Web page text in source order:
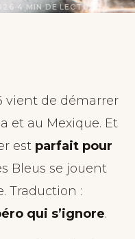
·4 MIN DE LECTURE
vient de démarrer
et au Mexique. Et
est parfait pour
Bleus se jouent
Traduction :
qui s’ignore.